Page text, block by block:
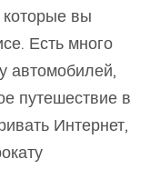
вы
Есть много
автомобилей,
путешествие в
Интернет,